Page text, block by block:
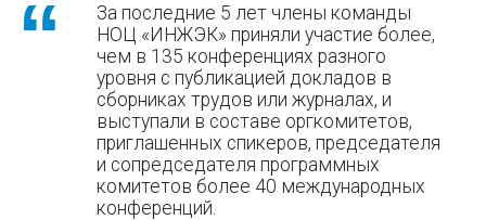
За последние 5 лет члены команды
НОЦ «ИНЖЭК» приняли участие более,
чем в 135 конференциях разного
уровня с публикацией докладов в
сборниках трудов или журналах, и
выступали в составе оргкомитетов,
приглашенных спикеров, председателя
и сопредседателя программных
комитетов более 40 международных
конференций.